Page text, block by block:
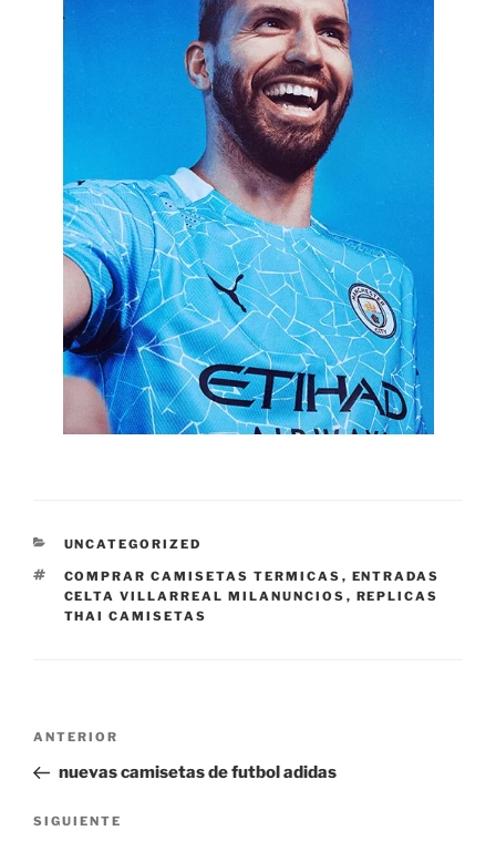
CATEGORÍAS
UNCATEGORIZED
ETIQUETAS
COMPRAR CAMISETAS TERMICAS , ENTRADAS
CELTA VILLARREAL MILANUNCIOS , REPLICAS
THAI CAMISETAS
Navegación
entradas
Entrada
anterior:
ANTERIOR
nuevas camisetas de futbol adidas
Siguiente
SIGUIENTE